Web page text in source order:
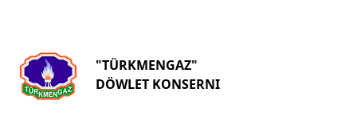
"TÜRKMENGAZ"
DÖWLET KONSERNI